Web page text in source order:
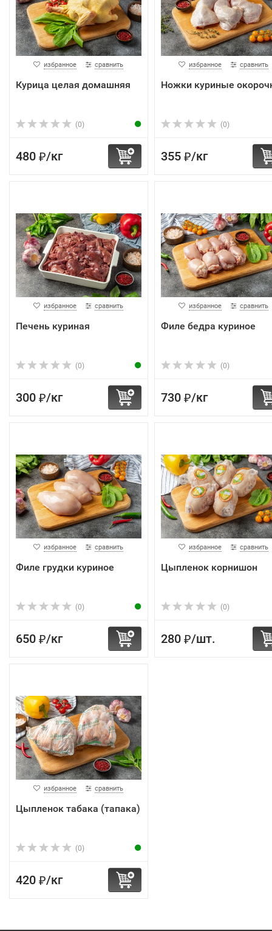
избранное сравнить
Курица целая домашняя
(0)
480 ₽/кг
избранное сравнить
Ножки куриные
(0)
355 ₽/кг
избранное сравнить
Печень куриная
(0)
300 ₽/кг
избранное сравнить
Филе бедра куриное
(0)
730 ₽/кг
избранное сравнить
Филе грудки куриное
(0)
650 ₽/кг
избранное сравнить
Цыпленок корнишон
(0)
280 ₽/шт.
избранное сравнить
Цыпленок табака (тапака)
(0)
420 ₽/кг